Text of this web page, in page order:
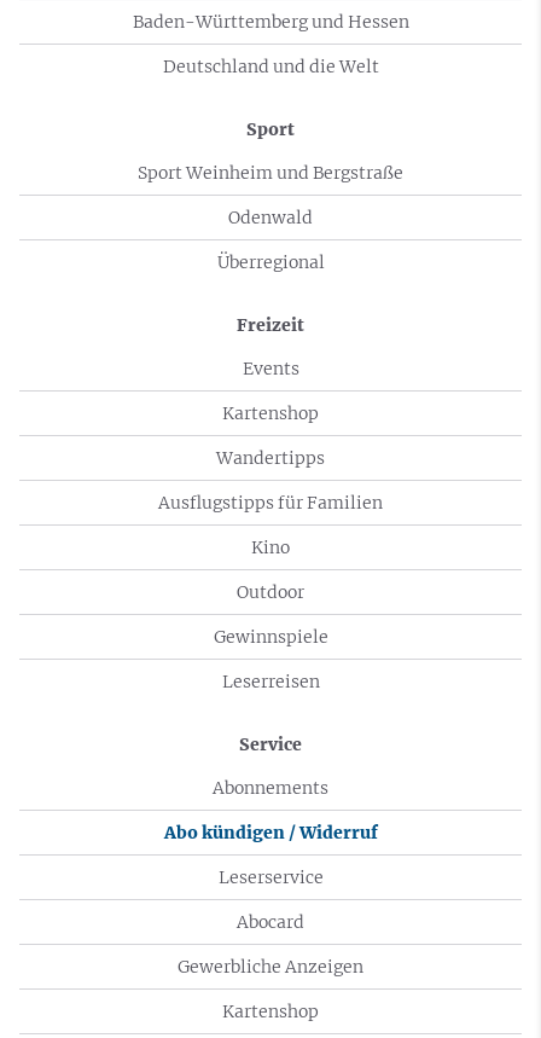
Baden-Württemberg und Hessen
Deutschland und die Welt
Sport
Sport Weinheim und Bergstraße
Odenwald
Überregional
Freizeit
Events
Kartenshop
Wandertipps
Ausflugstipps für Familien
Kino
Outdoor
Gewinnspiele
Leserreisen
Service
Abonnements
Abo kündigen / Widerruf
Leserservice
Abocard
Gewerbliche Anzeigen
Kartenshop